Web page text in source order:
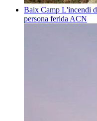
Baix Camp L'incendi
persona ferida ACN